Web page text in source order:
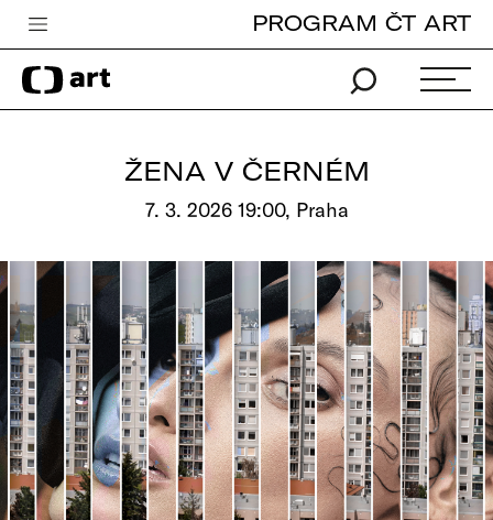
Česká televize
Zpravodajství
Pro děti
edu
Vše o ČT
PROGRAM ČT ART
ŽENA V ČERNÉM
7. 3. 2026 19:00, Praha